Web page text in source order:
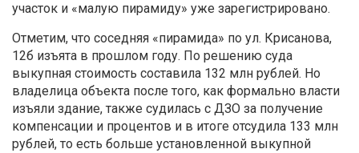
участок и «малую пирамиду» уже зарегистрировано.
Отметим, что соседняя «пирамида» по ул. Крисанова,
12б изъята в прошлом году. По решению суда
выкупная стоимость составила 132 млн рублей. Но
владелица объекта после того, как формально власти
изъяли здание, также судилась с ДЗО за получение
компенсации и процентов и в итоге отсудила 133 млн
рублей, то есть больше установленной выкупной